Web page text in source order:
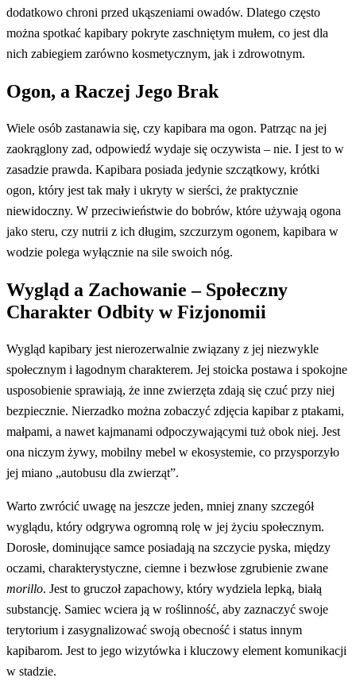
dodatkowo chroni przed ukąszeniami owadów. Dlatego często
można spotkać kapibary pokryte zaschniętym mułem, co jest dla
nich zabiegiem zarówno kosmetycznym, jak i zdrowotnym.
Ogon, a Raczej Jego Brak
Wiele osób zastanawia się, czy kapibara ma ogon. Patrząc na jej
zaokrąglony zad, odpowiedź wydaje się oczywista – nie. I jest to w
zasadzie prawda. Kapibara posiada jedynie szczątkowy, krótki
ogon, który jest tak mały i ukryty w sierści, że praktycznie
niewidoczny. W przeciwieństwie do bobrów, które używają ogona
jako steru, czy nutrii z ich długim, szczurzym ogonem, kapibara w
wodzie polega wyłącznie na sile swoich nóg.
Wygląd a Zachowanie – Społeczny
Charakter Odbity w Fizjonomii
Wygląd kapibary jest nierozerwalnie związany z jej niezwykle
społecznym i łagodnym charakterem. Jej stoicka postawa i spokojne
usposobienie sprawiają, że inne zwierzęta zdają się czuć przy niej
bezpiecznie. Nierzadko można zobaczyć zdjęcia kapibar z ptakami,
małpami, a nawet kajmanami odpoczywającymi tuż obok niej. Jest
ona niczym żywy, mobilny mebel w ekosystemie, co przysporzyło
jej miano „autobusu dla zwierząt”.
Warto zwrócić uwagę na jeszcze jeden, mniej znany szczegół
wyglądu, który odgrywa ogromną rolę w jej życiu społecznym.
Dorosłe, dominujące samce posiadają na szczycie pyska, między
oczami, charakterystyczne, ciemne i bezwłose zgrubienie zwane
morillo. Jest to gruczoł zapachowy, który wydziela lepką, białą
substancję. Samiec wciera ją w roślinność, aby zaznaczyć swoje
terytorium i zasygnalizować swoją obecność i status innym
kapibarom. Jest to jego wizytówka i kluczowy element komunikacji
w stadzie.